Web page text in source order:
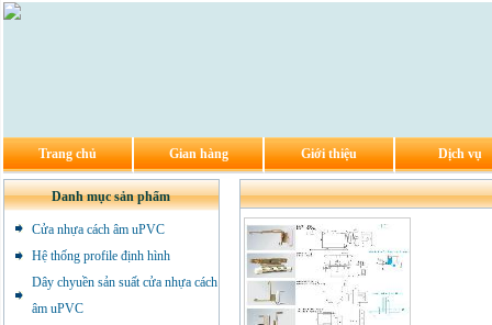
Trang chủ Gian hàng Giới thiệu Dịch vụ
Danh mục sản phẩm
Cửa nhựa cách âm uPVC
Hệ thống profile định hình
Dây chyuền sản suất cửa nhựa cách
âm uPVC